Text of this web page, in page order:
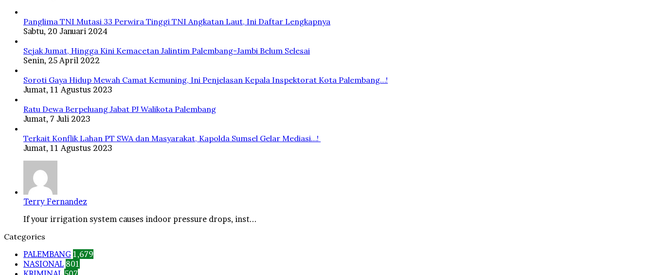
Panglima TNI Mutasi 33 Perwira Tinggi TNI Angkatan Laut, Ini Daftar Lengkapnya
Sabtu, 20 Januari 2024
Sejak Jumat, Hingga Kini Kemacetan Jalintim Palembang-Jambi Belum Selesai
Senin, 25 April 2022
Soroti Gaya Hidup Mewah Camat Kemuning, Ini Penjelasan Kepala Inspektorat Kota Palembang…!
Jumat, 11 Agustus 2023
Ratu Dewa Berpeluang Jabat PJ Walikota Palembang
Jumat, 7 Juli 2023
Terkait Konflik Lahan PT SWA dan Masyarakat, Kapolda Sumsel Gelar Mediasi…!
Jumat, 11 Agustus 2023
Terry Fernandez
If your irrigation system causes indoor pressure drops, inst...
Categories
PALEMBANG 1,679
NASIONAL 801